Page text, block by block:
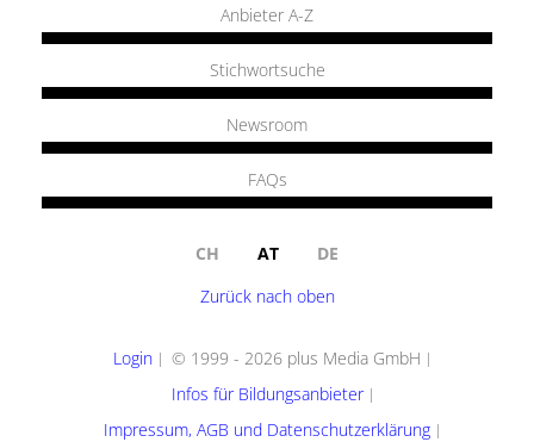
Anbieter A-Z
Stichwortsuche
Newsroom
FAQs
CH AT
DE
Zurück nach oben
Login
© 1999 - 2026 plus Media GmbH
Infos für Bildungsanbieter
Impressum, AGB und Datenschutzerklärung